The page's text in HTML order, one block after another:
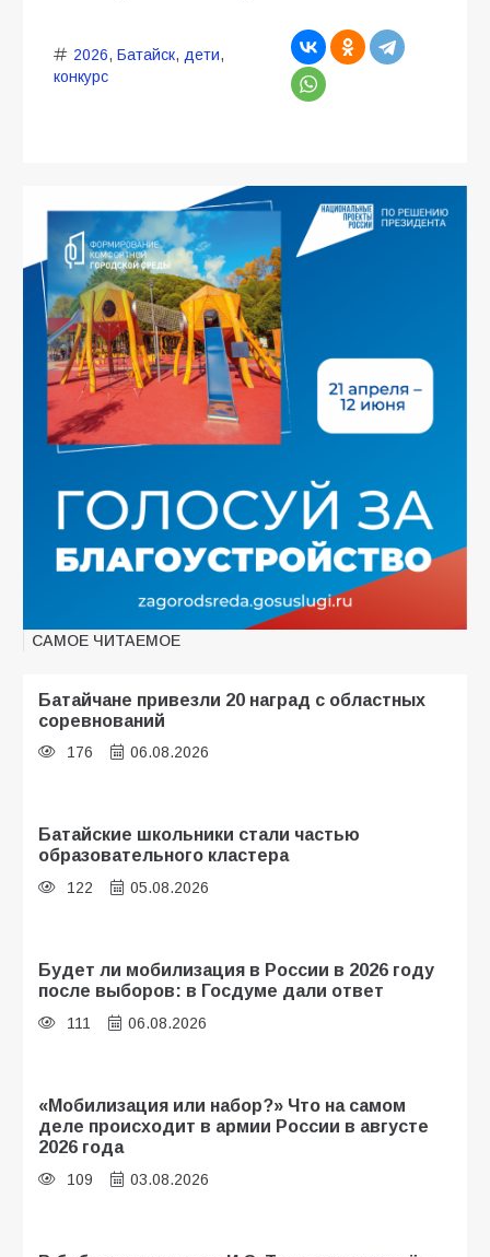
2026, Батайск, дети,
конкурс
САМОЕ ЧИТАЕМОЕ
Батайчане привезли 20 наград с областных
соревнований
176 06.08.2026
Батайские школьники стали частью
образовательного кластера
122 05.08.2026
Будет ли мобилизация в России в 2026 году
после выборов: в Госдуме дали ответ
111 06.08.2026
«Мобилизация или набор?» Что на самом
деле происходит в армии России в августе
2026 года
109 03.08.2026